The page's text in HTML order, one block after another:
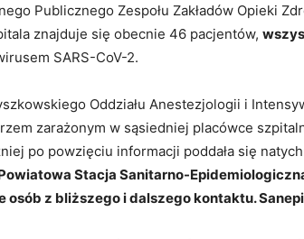
Publicznego Zespołu Zakładów Opieki
znajduje się obecnie 46 pacjentów,
SARS-CoV-2.
Oddziału Anestezjologii i
zarażonym w sąsiedniej placówce
po powzięciu informacji poddała się
Stacja Sanitarno-
osób z bliższego i dalszego kontaktu.